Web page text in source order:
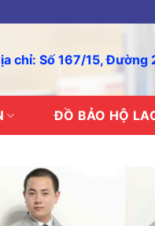
chỉ: Số 167/15, Đường
ĐỒ BẢO HỘ